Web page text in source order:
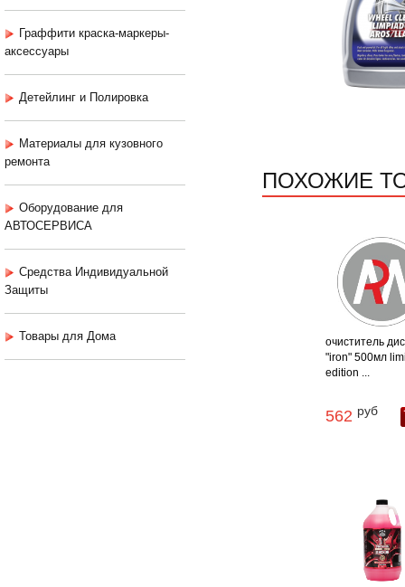
Граффити краска-маркеры-
аксессуары
Детейлинг и Полировка
Материалы для кузовного
ремонта
Оборудование для
АВТОСЕРВИСА
Средства Индивидуальной
Защиты
Товары для Дома
ПОХОЖИЕ
очиститель
"iron" 500мл
edition ...
562 руб